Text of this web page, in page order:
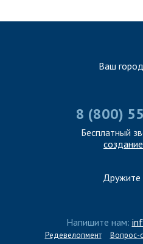
Ваш
8 (800)
Бесплатный
Дружите
Напишите нам:
Редевелопмент Вопрос-